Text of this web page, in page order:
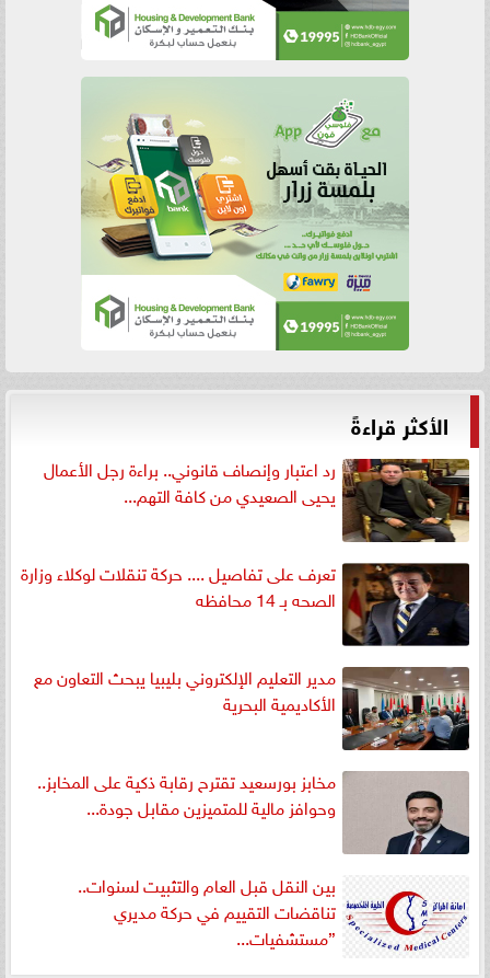
الأكثر قراءةً
رد اعتبار وإنصاف قانوني.. براءة رجل الأعمال
يحيى الصعيدي من كافة التهم...
تعرف على تفاصيل .... حركة تنقلات لوكلاء وزارة
الصحه بـ 14 محافظه
مدير التعليم الإلكتروني بليبيا يبحث التعاون مع
الأكاديمية البحرية
مخابز بورسعيد تقترح رقابة ذكية على المخابز..
وحوافز مالية للمتميزين مقابل جودة...
بين النقل قبل العام والتثبيت لسنوات..
تناقضات التقييم في حركة مديري
”مستشفيات...